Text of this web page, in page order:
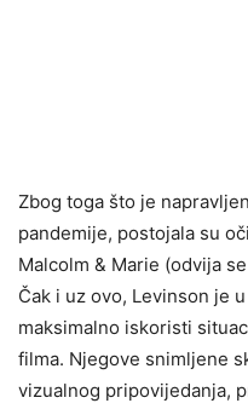
Zbog toga što je
pandemije, postojala su
Malcolm & Marie (odvija
Čak i uz ovo, Levinson je
maksimalno iskoristi
filma. Njegove snimljene
vizualnog pripovijedanja,